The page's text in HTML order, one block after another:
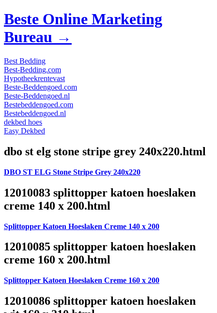
Beste Online Marketing
Bureau →
Best Bedding
Best-Bedding.com
Hypotheekrentevast
Beste-Beddengoed.com
Beste-Beddengoed.nl
Bestebeddengoed.com
Bestebeddengoed.nl
dekbed hoes
Easy Dekbed
dbo st elg stone stripe grey 240x220.html
DBO ST ELG Stone Stripe Grey 240x220
12010083 splittopper katoen hoeslaken
creme 140 x 200.html
Splittopper Katoen Hoeslaken Creme 140 x 200
12010085 splittopper katoen hoeslaken
creme 160 x 200.html
Splittopper Katoen Hoeslaken Creme 160 x 200
12010086 splittopper katoen hoeslaken